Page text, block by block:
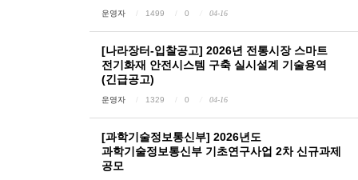
운영자 1499 0 04-16
[나라장터-입찰공고] 2026년 전통시장 스마트
전기화재 안전시스템 구축 실시설계 기술용역
(긴급공고)
운영자 1329 0 04-16
[과학기술정보통신부] 2026년도
과학기술정보통신부 기초연구사업 2차 신규과제
공모